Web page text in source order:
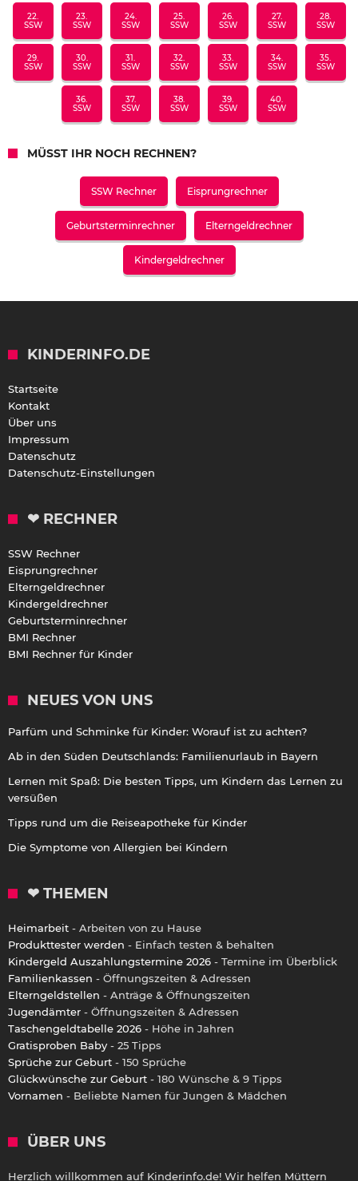
22.
SSW
23.
SSW
24.
SSW
25.
SSW
26.
SSW
27.
SSW
28.
SSW
29.
SSW
30.
SSW
31.
SSW
32.
SSW
33.
SSW
34.
SSW
35.
SSW
36.
SSW
37.
SSW
38.
SSW
39.
SSW
40.
SSW
MÜSST IHR NOCH RECHNEN?
SSW Rechner Eisprungrechner
Geburtsterminrechner Elterngeldrechner
Kindergeldrechner
KINDERINFO.DE
Startseite
Kontakt
Über uns
Impressum
Datenschutz
Datenschutz-Einstellungen
❤ RECHNER
SSW Rechner
Eisprungrechner
Elterngeldrechner
Kindergeldrechner
Geburtsterminrechner
BMI Rechner
BMI Rechner für Kinder
NEUES VON UNS
Parfüm und Schminke für Kinder: Worauf ist zu achten?
Ab in den Süden Deutschlands: Familienurlaub in Bayern
Lernen mit Spaß: Die besten Tipps, um Kindern das Lernen zu
versüßen
Tipps rund um die Reiseapotheke für Kinder
Die Symptome von Allergien bei Kindern
❤ THEMEN
Heimarbeit - Arbeiten von zu Hause
Produkttester werden - Einfach testen & behalten
Kindergeld Auszahlungstermine 2026 - Termine im Überblick
Familienkassen - Öffnungszeiten & Adressen
Elterngeldstellen - Anträge & Öffnungszeiten
Jugendämter - Öffnungszeiten & Adressen
Taschengeldtabelle 2026 - Höhe in Jahren
Gratisproben Baby - 25 Tipps
Sprüche zur Geburt - 150 Sprüche
Glückwünsche zur Geburt - 180 Wünsche & 9 Tipps
Vornamen - Beliebte Namen für Jungen & Mädchen
ÜBER UNS
Herzlich willkommen auf Kinderinfo.de! Wir helfen Müttern